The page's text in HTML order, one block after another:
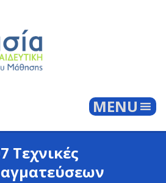
MENU
Τεχνικές